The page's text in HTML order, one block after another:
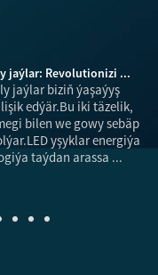
jaýlar: Revolutionizi ...
jaýlar biziň ýaşaýyş
edýär.Bu iki täzelik,
bilen we gowy sebäp
yşyklar energiýa
taýdan arassa ...